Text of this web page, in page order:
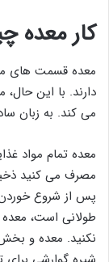
کار معده
معده قسمت های
دارند. با این
می کند. به زبان ساده، این ۵
معده تمام مواد
مصرف می کنید
پس از شروع خوردن
طولانی است،
نکنید. معده و